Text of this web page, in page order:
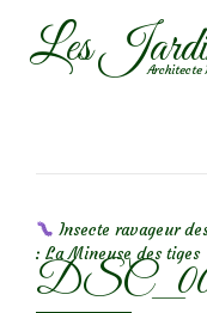
AllerLes Architecte
Insecte ravageur
: La Mineuse des tiges